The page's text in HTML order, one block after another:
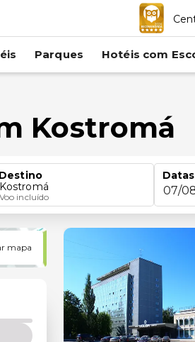
Parques Hotéis com
Kostromá
Destino
Kostromá
Voo incluído 07/
mapa